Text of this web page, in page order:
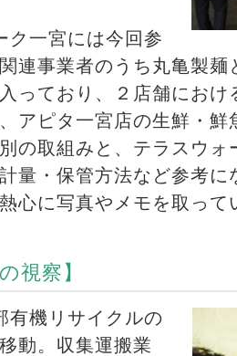
ク一宮には今回参
連事業者のうち丸亀製麺
っており、２店舗におけ
アピタ一宮店の生鮮・鮮
の取組みと、テラスウ
量・保管方法など参考に
心に写真やメモを取って
視察】
有機リサイクルの
動。収集運搬業